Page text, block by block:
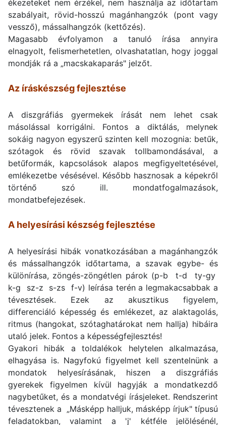
ékezeteket nem érzékel, nem használja az időtartam
szabályait, rövid-hosszú magánhangzók (pont vagy
vessző), mássalhangzók (kettőzés).
Magasabb évfolyamon a tanuló írása annyira
elnagyolt, felismerhetetlen, olvashatatlan, hogy joggal
mondják rá a „macskakaparás" jelzőt.
Az íráskészség fejlesztése
A diszgráfiás gyermekek írását nem lehet csak
másolással korrigálni. Fontos a diktálás, melynek
sokáig nagyon egyszerű szinten kell mozognia: betűk,
szótagok és rövid szavak tollbamondásával, a
betűformák, kapcsolások alapos megfigyeltetésével,
emlékezetbe vésésével. Később hasznosak a képekről
történő szó ill. mondatfogalmazások,
mondatbefejezések.
A helyesírási készség fejlesztése
A helyesírási hibák vonatkozásában a magánhangzók
és mássalhangzók időtartama, a szavak egybe- és
különírása, zöngés-zöngétlen párok (p-b t-d ty-gy
k-g sz-z s-zs f-v) leírása terén a legmakacsabbak a
tévesztések. Ezek az akusztikus figyelem,
differenciáló képesség és emlékezet, az alaktagolás,
ritmus (hangokat, szótaghatárokat nem hallja) hibáira
utaló jelek. Fontos a képességfejlesztés!
Gyakori hibák a toldalékok helytelen alkalmazása,
elhagyása is. Nagyfokú figyelmet kell szentelnünk a
mondatok helyesírásának, hiszen a diszgráfiás
gyerekek figyelmen kívül hagyják a mondatkezdő
nagybetűket, és a mondatvégi írásjeleket. Rendszerint
tévesztenek a „Másképp halljuk, másképp írjuk" típusú
feladatokban, valamint a 'j' kétféle jelölésénél,